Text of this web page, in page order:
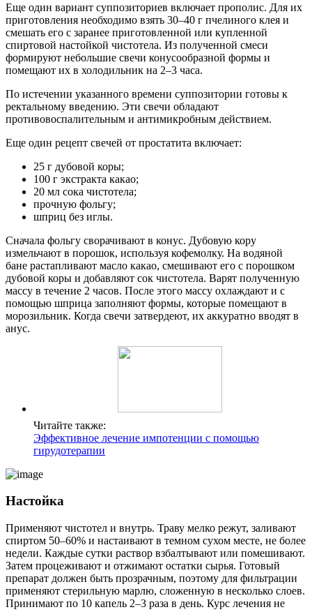
Еще один вариант суппозиториев включает прополис. Для их
приготовления необходимо взять 30–40 г пчелиного клея и
смешать его с заранее приготовленной или купленной
спиртовой настойкой чистотела. Из полученной смеси
формируют небольшие свечи конусообразной формы и
помещают их в холодильник на 2–3 часа.
По истечении указанного времени суппозитории готовы к
ректальному введению. Эти свечи обладают
противовоспалительным и антимикробным действием.
Еще один рецепт свечей от простатита включает:
25 г дубовой коры;
100 г экстракта какао;
20 мл сока чистотела;
прочную фольгу;
шприц без иглы.
Сначала фольгу сворачивают в конус. Дубовую кору
измельчают в порошок, используя кофемолку. На водяной
бане растапливают масло какао, смешивают его с порошком
дубовой коры и добавляют сок чистотела. Варят полученную
массу в течение 2 часов. После этого массу охлаждают и с
помощью шприца заполняют формы, которые помещают в
морозильник. Когда свечи затвердеют, их аккуратно вводят в
анус.
Читайте также:
Эффективное лечение импотенции с помощью
гирудотерапии
Настойка
Применяют чистотел и внутрь. Траву мелко режут, заливают
спиртом 50–60% и настаивают в темном сухом месте, не более
недели. Каждые сутки раствор взбалтывают или помешивают.
Затем процеживают и отжимают остатки сырья. Готовый
препарат должен быть прозрачным, поэтому для фильтрации
применяют стерильную марлю, сложенную в несколько слоев.
Принимают по 10 капель 2–3 раза в день. Курс лечения не